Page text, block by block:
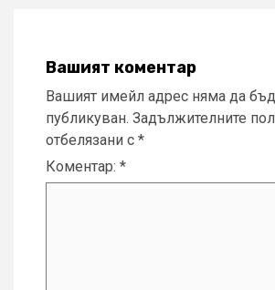
Вашият коментар
Вашият имейл адрес няма да
публикуван. Задължителните
отбелязани с *
Коментар: *